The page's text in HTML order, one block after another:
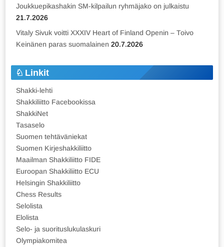
Joukkuepikashakin SM-kilpailun ryhmäjako on julkaistu
21.7.2026
Vitaly Sivuk voitti XXXIV Heart of Finland Openin – Toivo
Keinänen paras suomalainen 20.7.2026
Linkit
Shakki-lehti
Shakkiliitto Facebookissa
ShakkiNet
Tasaselo
Suomen tehtäväniekat
Suomen Kirjeshakkiliitto
Maailman Shakkiliitto FIDE
Euroopan Shakkiliitto ECU
Helsingin Shakkiliitto
Chess Results
Selolista
Elolista
Selo- ja suorituslukulaskuri
Olympiakomitea